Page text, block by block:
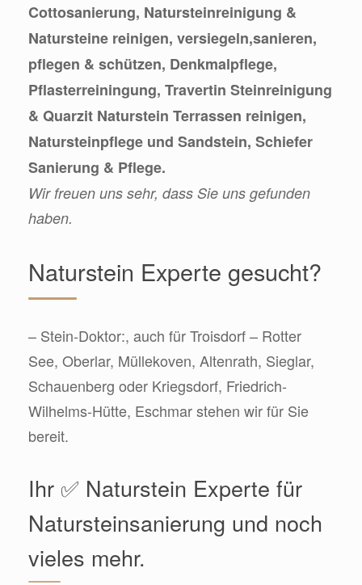
Cottosanierung, Natursteinreinigung &
Natursteine reinigen, versiegeln,sanieren,
pflegen & schützen, Denkmalpflege,
Pflasterreiningung, Travertin Steinreinigung
& Quarzit Naturstein Terrassen reinigen,
Natursteinpflege und Sandstein, Schiefer
Sanierung & Pflege.
Wir freuen uns sehr, dass Sie uns gefunden
haben.
Naturstein Experte gesucht?
– Stein-Doktor:, auch für Troisdorf – Rotter
See, Oberlar, Müllekoven, Altenrath, Sieglar,
Schauenberg oder Kriegsdorf, Friedrich-
Wilhelms-Hütte, Eschmar stehen wir für Sie
bereit.
Ihr ✅ Naturstein Experte für
Natursteinsanierung und noch
vieles mehr.